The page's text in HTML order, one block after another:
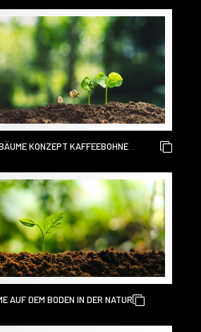
IST.
KONZEPT KAFFEEBOHNE
AUF DEM BODEN IN DER NATUR